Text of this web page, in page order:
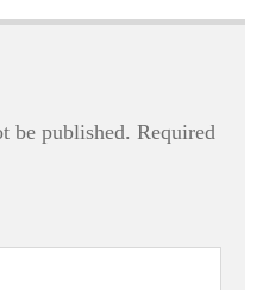
be published. Required